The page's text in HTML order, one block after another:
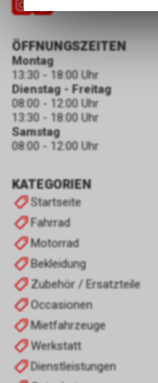
KATEGORIEN
Startseite
Fahrrad
Motorrad
Bekleidung
Zubehör / Ersatzteile
Occasionen
Mietfahrzeuge
Werkstatt
Dienstleistungen
ÖFFNUNGSZEITEN
Montag
13:30 - 18:00 Uhr
Dienstag - Freitag
08:00 - 12:00 Uhr
13:30 - 18:00 Uhr
Samstag
08:00 - 12:00 Uhr